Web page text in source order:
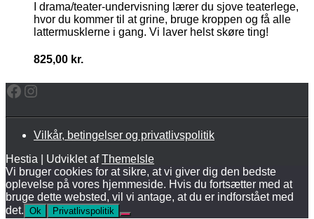
I drama/teater-undervisning lærer du sjove teaterlege,
hvor du kommer til at grine, bruge kroppen og få alle
lattermusklerne i gang. Vi laver helst skøre ting!
825,00 kr.
Facebook
Instagram
Vilkår, betingelser og privatlivspolitik
Hestia | Udviklet afThemeIsle
Vi bruger cookies for at sikre, at vi giver dig den bedste
oplevelse på vores hjemmeside. Hvis du fortsætter med at
bruge dette websted, vil vi antage, at du er indforstået med
det. Ok Privatlivspolitik